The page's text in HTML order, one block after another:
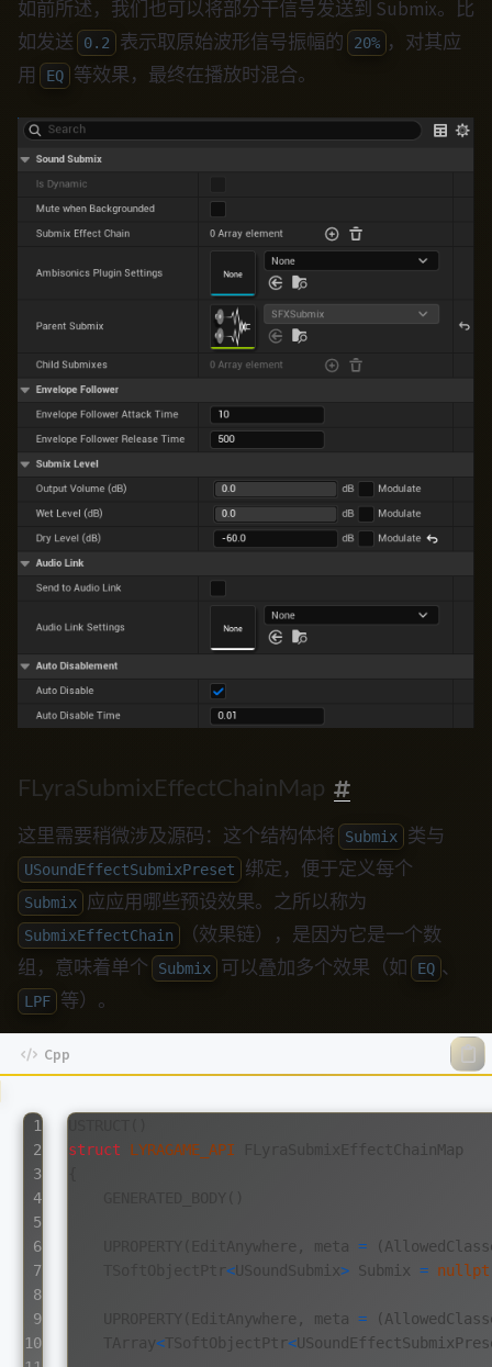
如前所述，我们也可以将部分干信号发送到 Submix。比
如发送
0.2 表示取原始波形信号振幅的 20% ，对其应
用
EQ 等效果，最终在播放时混合。
FLyraSubmixEffectChainMap
这里需要稍微涉及源码：这个结构体将 Submix 类与
USoundEffectSubmixPreset 绑定，便于定义每个
Submix 应应用哪些预设效果。之所以称为
SubmixEffectChain
（效果链），是因为它是一个数
组，意味着单个
Submix 可以叠加多个效果（如 EQ 、
LPF 等）。
1
2
3
4
5
6
7
8
9
10
struct
LYRAGAME_API
FLyraSubmixEffectChainMap
EditAnywhere , meta = (
TSoftObjectPtr < USoundSubmix> Submix =
UPROPERTY EditAnywhere , meta = (
TArray<TSoftObjectPtr<